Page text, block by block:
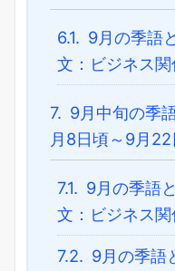
6.1. 9月の季語
文：ビジネス関
7. 9月中旬の季
月8日頃～9月22
7.1. 9月の季語
文：ビジネス関
7.2. 9月の季語